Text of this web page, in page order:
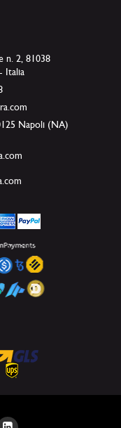
n. 2, 81038
Italia
Napoli (NA)